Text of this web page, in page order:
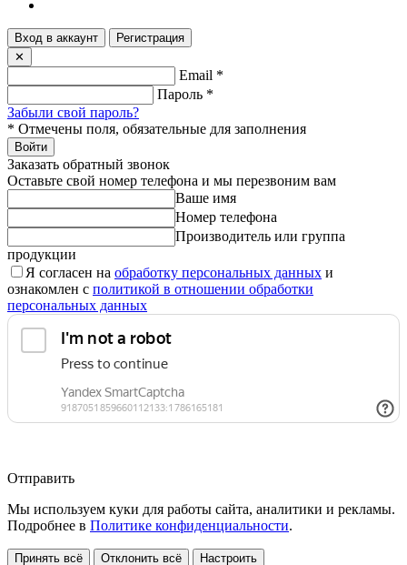
Вход в аккаунт
Регистрация
✕
Email *
Пароль *
Забыли свой пароль?
* Отмечены поля, обязательные для заполнения
Войти
Заказать обратный звонок
Оставьте свой номер телефона и мы перезвоним вам
Ваше имя
Номер телефона
Производитель или группа
продукции
Я согласен на обработку персональных данных и
ознакомлен с политикой в отношении обработки
персональных данных
Отправить
Мы используем куки для работы сайта, аналитики и рекламы.
Подробнее в Политике конфиденциальности.
Принять всё Отклонить всё Настроить